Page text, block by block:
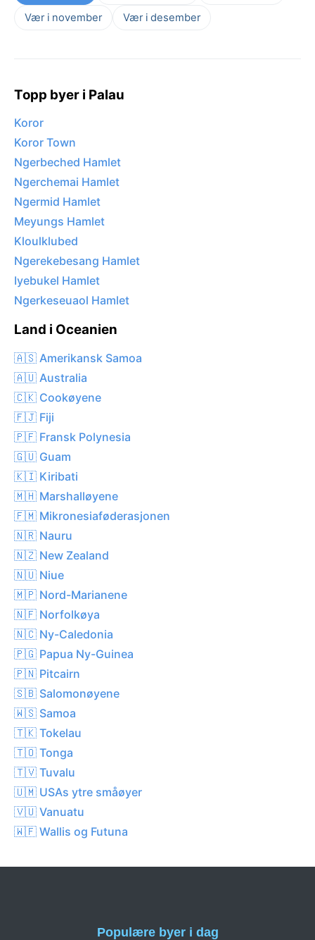
Vær i november Vær i desember
Topp byer i Palau
Koror
Koror Town
Ngerbeched Hamlet
Ngerchemai Hamlet
Ngermid Hamlet
Meyungs Hamlet
Kloulklubed
Ngerekebesang Hamlet
Iyebukel Hamlet
Ngerkeseuaol Hamlet
Land i Oceanien
🇦🇸 Amerikansk Samoa
🇦🇺 Australia
🇨🇰 Cookøyene
🇫🇯 Fiji
🇵🇫 Fransk Polynesia
🇬🇺 Guam
🇰🇮 Kiribati
🇲🇭 Marshalløyene
🇫🇲 Mikronesiaføderasjonen
🇳🇷 Nauru
🇳🇿 New Zealand
🇳🇺 Niue
🇲🇵 Nord-Marianene
🇳🇫 Norfolkøya
🇳🇨 Ny-Caledonia
🇵🇬 Papua Ny-Guinea
🇵🇳 Pitcairn
🇸🇧 Salomonøyene
🇼🇸 Samoa
🇹🇰 Tokelau
🇹🇴 Tonga
🇹🇻 Tuvalu
🇺🇲 USAs ytre småøyer
🇻🇺 Vanuatu
🇼🇫 Wallis og Futuna
Populære byer i dag